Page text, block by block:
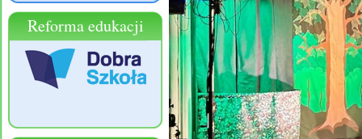
Reforma edukacji